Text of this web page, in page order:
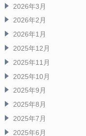
2026年3月
2026年2月
2026年1月
2025年12月
2025年11月
2025年10月
2025年9月
2025年8月
2025年7月
2025年6月